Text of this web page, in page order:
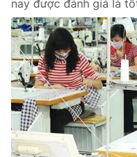
nay được đánh giá là